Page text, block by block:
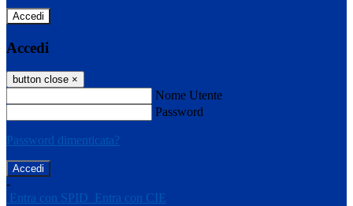
Accedi
Accedi
button close ×
Nome Utente
Password
Password dimenticata?
-
Entra con SPID Entra con CIE